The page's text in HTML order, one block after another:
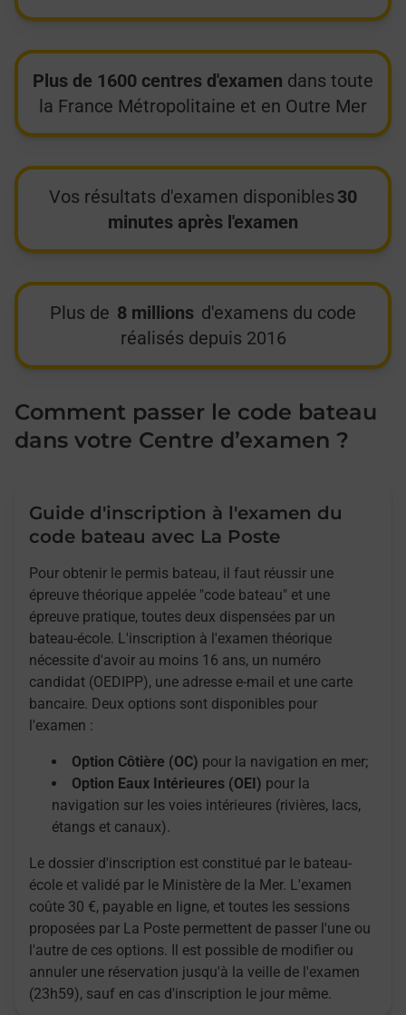
Plus de 1600 centres d'examen dans toute
la France Métropolitaine et en Outre Mer
Vos résultats d'examen disponibles 30
minutes après l'examen
Plus de 8 millions d'examens du code
réalisés depuis 2016
Comment passer le code bateau
dans votre Centre d’examen ?
Guide d'inscription à l'examen du
code bateau avec La Poste
Pour obtenir le permis bateau, il faut réussir une
épreuve théorique appelée "code bateau" et une
épreuve pratique, toutes deux dispensées par un
bateau-école. L'inscription à l'examen théorique
nécessite d'avoir au moins 16 ans, un numéro
candidat (OEDIPP), une adresse e-mail et une carte
bancaire. Deux options sont disponibles pour
l'examen :
Option Côtière (OC) pour la navigation en mer;
Option Eaux Intérieures (OEI) pour la
navigation sur les voies intérieures (rivières, lacs,
étangs et canaux).
Le dossier d'inscription est constitué par le bateau-
école et validé par le Ministère de la Mer. L'examen
coûte 30 €, payable en ligne, et toutes les sessions
proposées par La Poste permettent de passer l'une ou
l'autre de ces options. Il est possible de modifier ou
annuler une réservation jusqu'à la veille de l'examen
(23h59), sauf en cas d'inscription le jour même.